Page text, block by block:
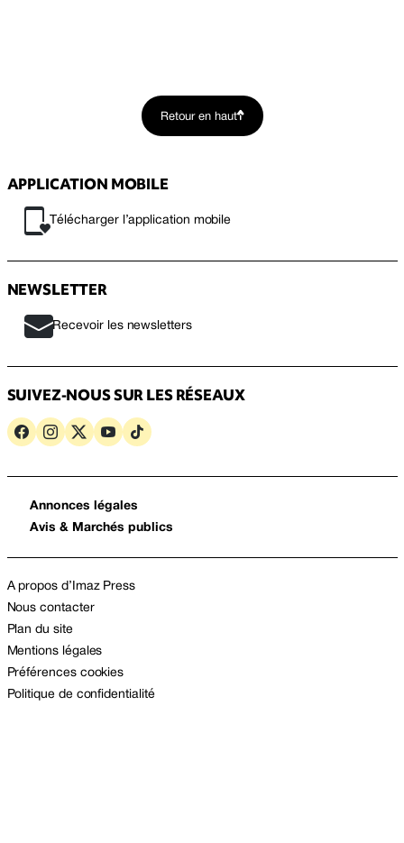
Retour en haut
APPLICATION MOBILE
Télécharger l’application mobile
NEWSLETTER
Recevoir les newsletters
SUIVEZ-NOUS SUR LES RÉSEAUX
Annonces légales
Avis & Marchés publics
A propos d’Imaz Press
Nous contacter
Plan du site
Mentions légales
Préférences cookies
Politique de confidentialité